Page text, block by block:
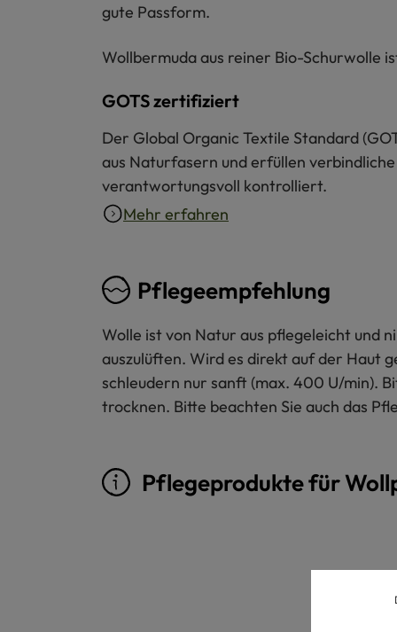
gute Passform.
Wollbermuda aus reiner Bio-Schurwolle
GOTS zertifiziert
Der Global Organic Textile Standard
aus Naturfasern und erfüllen
verantwortungsvoll kontrolliert.
Mehr erfahren
Pflegeempfehlung
Wolle ist von Natur aus pflegeleicht und
auszulüften. Wird es direkt auf der Haut
schleudern nur sanft (max. 400 U/min).
trocknen. Bitte beachten Sie auch das
Pflegeprodukte für